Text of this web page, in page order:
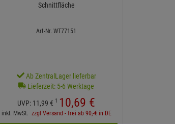
Schnittfläche
Art-Nr. WT77151
Ab ZentralLager lieferbar
Lieferzeit: 5-6 Werktage
UVP: 11,99 € 1 10,69 €
inkl. MwSt. zzgl Versand - frei ab 90,-€ in DE